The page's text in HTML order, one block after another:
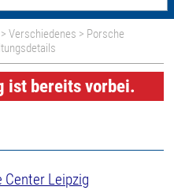
>Verschiedenes > Porsche
ist bereits vorbei.
Center Leipzig